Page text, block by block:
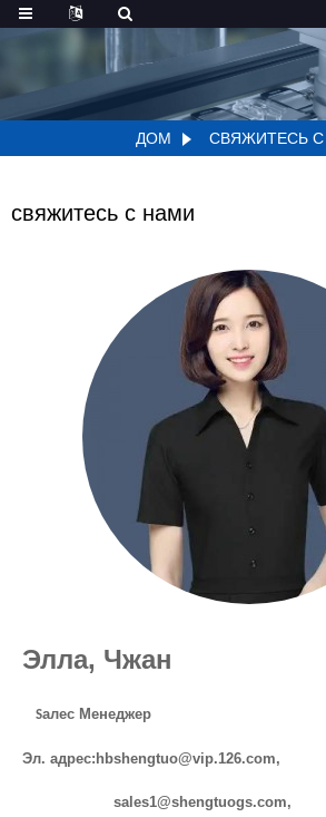
ДОМ СВЯЖИТЕСЬ
свяжитесь с нами
Элла, Чжан
Sалес Менеджер
Эл. адрес: hbshengtuo@vip.126.com,
sales1@shengtuogs.com,